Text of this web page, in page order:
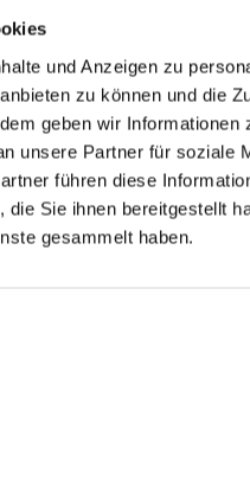
und Anzeigen zu
zu können und die
geben wir Informationen
unsere Partner für soziale
führen diese
Sie ihnen bereitgestellt
gesammelt haben.